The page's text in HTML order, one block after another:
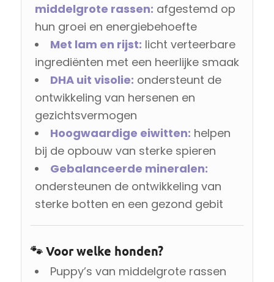
middelgrote rassen: afgestemd op
hun groei en energiebehoefte
Met lam en rijst: licht verteerbare
ingrediënten met een heerlijke smaak
DHA uit visolie: ondersteunt de
ontwikkeling van hersenen en
gezichtsvermogen
Hoogwaardige eiwitten: helpen
bij de opbouw van sterke spieren
Gebalanceerde mineralen:
ondersteunen de ontwikkeling van
sterke botten en een gezond gebit
🐾 Voor welke honden?
Puppy’s van middelgrote rassen